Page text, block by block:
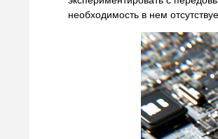
необходимость в нем